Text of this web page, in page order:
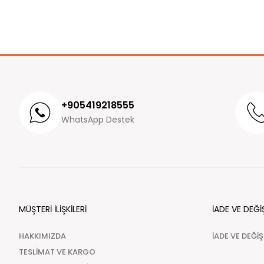
+905419218555
WhatsApp Destek
MÜŞTERİ İLİŞKİLERİ
HAKKIMIZDA
TESLİMAT VE KARGO
İADE VE
İADE VE